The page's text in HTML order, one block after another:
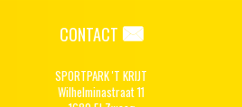
CONTACT
SPORTPARK 'T KRIJT
Wilhelminastraat 11